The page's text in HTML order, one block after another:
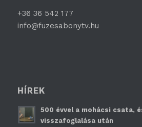
+36 36 542 177
info@fuzesabonytv.hu
HÍREK
500 évvel a mohácsi csata,
visszafoglalása után